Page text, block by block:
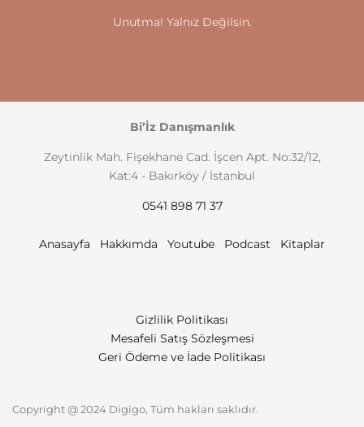
Unutma! Yalnız Değilsin.
Bi’İz Danışmanlık
Zeytinlik Mah. Fişekhane Cad. İşcen Apt. No:32/12,
Kat:4 - Bakırköy / İstanbul
0541 898 71 37
Anasayfa Hakkımda Youtube Podcast Kitaplar
Gizlilik Politikası
Mesafeli Satış Sözleşmesi
Geri Ödeme ve İade Politikası
Copyright @ 2024 Digigo, Tüm hakları saklıdır.